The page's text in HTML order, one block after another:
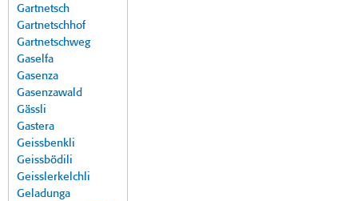
Gartnetsch
Gartnetschhof
Gartnetschweg
Gaselfa
Gasenza
Gasenzawald
Gässli
Gastera
Geissbenkli
Geissbödili
Geisslerkelchli
Geladunga